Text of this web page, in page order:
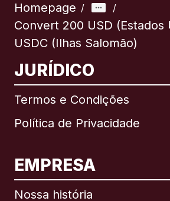
Homepage / /
Convert 200 USD (Estados
USDC (Ilhas Salomão)
JURÍDICO
Termos e Condições
Política de Privacidade
EMPRESA
Nossa história